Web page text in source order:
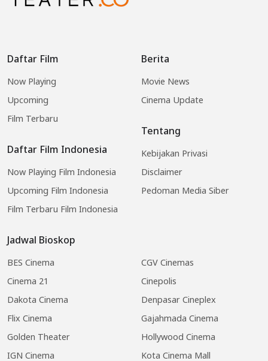
Daftar Film
Now Playing
Upcoming
Film Terbaru
Daftar Film Indonesia
Now Playing Film Indonesia
Upcoming Film Indonesia
Film Terbaru Film Indonesia
Jadwal Bioskop
BES Cinema
CGV Cinemas
Cinema 21
Cinepolis
Dakota Cinema
Denpasar Cineplex
Flix Cinema
Gajahmada Cinema
Golden Theater
Hollywood Cinema
IGN Cinema
Kota Cinema Mall
Berita
Movie News
Cinema Update
Tentang
Kebijakan Privasi
Disclaimer
Pedoman Media Siber